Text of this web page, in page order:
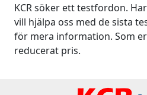
KCR söker ett testfordon.
vill hjälpa oss med de sista
för mera information. Som
reducerat pris.